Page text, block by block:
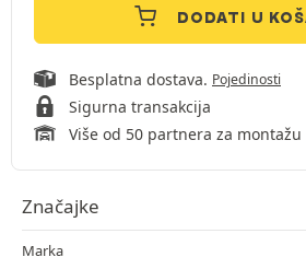
DODATI U
Besplatna dostava. Pojedinosti
Sigurna transakcija
Više od 50 partnera za montažu
Značajke
Marka